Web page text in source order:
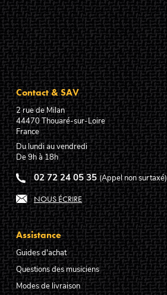
Contact & SAV
2 rue de Milan
44470Thouaré-sur-Loire
France
Du lundi au vendredi
De 9h à 18h
02 72 24 05 35 (Appel non surtaxé)
NOUS ÉCRIRE
Assistance
Guides d'achat
Questions des musiciens
Modes de livraison